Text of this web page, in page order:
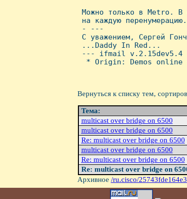
Можно только в Metro. В
на каждую перенумерацию.
- ---
С уважением, Сергей
...Daddy In Red...
--- ifmail v.2.15dev5.4
* Origin: Demos online
Вернуться к списку тем,
Тема:
multicast over bridge on 6500
multicast over bridge on 6500
Re: multicast over bridge on 6500
multicast over bridge on 6500
Re: multicast over bridge on 6500
Re: multicast over bridge on
Архивное /ru.cisco/